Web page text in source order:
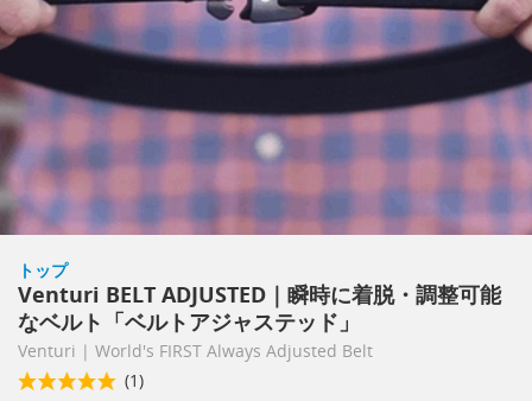
トップ
Venturi BELT ADJUSTED｜瞬時に着脱・調整可能
なベルト「ベルトアジャステッド」
Venturi | World's FIRST Always Adjusted Belt
(1)